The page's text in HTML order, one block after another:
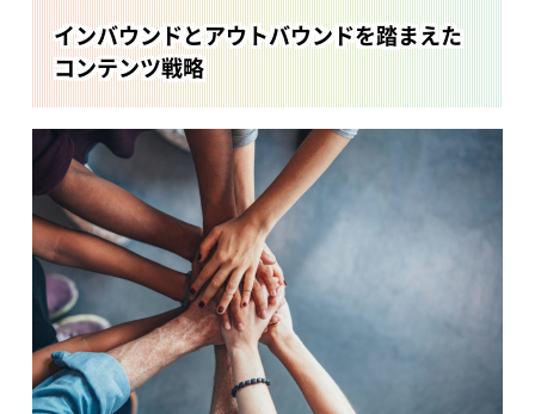
インバウンドとアウトバウンドを踏まえた
コンテンツ戦略